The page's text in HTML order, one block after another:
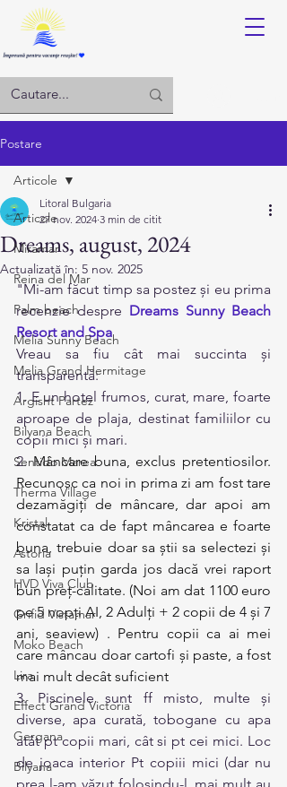
Postare
Articole
Miramar
Reina del Mar
Palm beach
Melia Sunny Beach
Melia Grand Hermitage
Argisht Partez
Bilyana Beach
Sentido Marea
Therma Village
Kristal
Astoria
HVD Viva Club
Grifid Vistamar
Moko Beach
Lira
Effect Grand Victoria
Gergana
Bilyana
Articole
Dreams, august, 2024
Litoral Bulgaria
27 nov. 2024 3 min de citit
Actualizată în: 5 nov. 2025
"Mi-am făcut timp sa postez și eu prima
recenzie despre Dreams Sunny Beach
Resort and Spa
Vreau sa fiu cât mai succinta și
transparentă:
1. E un hotel frumos, curat, mare, foarte
aproape de plaja, destinat familiilor cu
copii mici și mari.
2. Mâncare buna, exclus pretentiosilor.
Recunosc ca noi in prima zi am fost tare
dezamăgiți de mâncare, dar apoi am
constatat ca de fapt mâncarea e foarte
buna, trebuie doar sa știi sa selectezi și
sa lași puțin garda jos dacă vrei raport
bun preț-calitate. (Noi am dat 1100 euro
pe 5 nopți AI, 2 Adulți + 2 copii de 4 și 7
ani, seaview) . Pentru copii ca ai mei
care mâncau doar cartofi și paste, a fost
mai mult decât suficient
3. Piscinele sunt ff misto, multe și
diverse, apa curată, tobogane cu apa
atât pt copii mari, cât si pt cei mici. Loc
de joaca interior Pt copiii mici (dar nu